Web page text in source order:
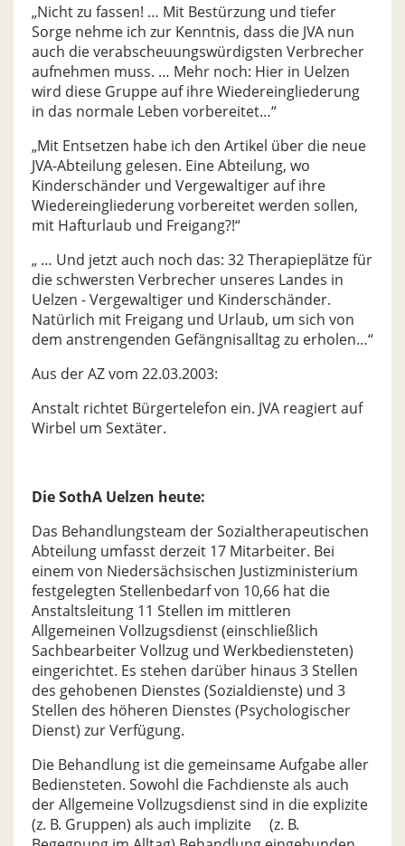
„Nicht zu fassen! … Mit Bestürzung und tiefer
Sorge nehme ich zur Kenntnis, dass die JVA nun
auch die verabscheuungswürdigsten Verbrecher
aufnehmen muss. … Mehr noch: Hier in Uelzen
wird diese Gruppe auf ihre Wiedereingliederung
in das normale Leben vorbereitet…“
„Mit Entsetzen habe ich den Artikel über die neue
JVA-Abteilung gelesen. Eine Abteilung, wo
Kinderschänder und Vergewaltiger auf ihre
Wiedereingliederung vorbereitet werden sollen,
mit Hafturlaub und Freigang?!“
„ … Und jetzt auch noch das: 32 Therapieplätze für
die schwersten Verbrecher unseres Landes in
Uelzen - Vergewaltiger und Kinderschänder.
Natürlich mit Freigang und Urlaub, um sich von
dem anstrengenden Gefängnisalltag zu erholen…“
Aus der AZ vom 22.03.2003:
Anstalt richtet Bürgertelefon ein. JVA reagiert auf
Wirbel um Sextäter.
Die SothA Uelzen heute:
Das Behandlungsteam der Sozialtherapeutischen
Abteilung umfasst derzeit 17 Mitarbeiter. Bei
einem von Niedersächsischen Justizministerium
festgelegten Stellenbedarf von 10,66 hat die
Anstaltsleitung 11 Stellen im mittleren
Allgemeinen Vollzugsdienst (einschließlich
Sachbearbeiter Vollzug und Werkbediensteten)
eingerichtet. Es stehen darüber hinaus 3 Stellen
des gehobenen Dienstes (Sozialdienste) und 3
Stellen des höheren Dienstes (Psychologischer
Dienst) zur Verfügung.
Die Behandlung ist die gemeinsame Aufgabe aller
Bediensteten. Sowohl die Fachdienste als auch
der Allgemeine Vollzugsdienst sind in die explizite
(z. B. Gruppen) als auch implizite (z. B.